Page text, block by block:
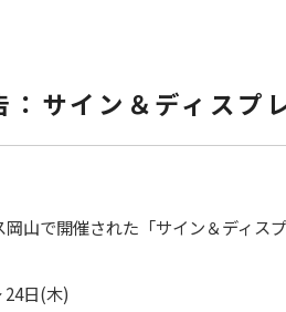
：サイン＆ディス
山で開催された「サイン＆ディス
24日(木)